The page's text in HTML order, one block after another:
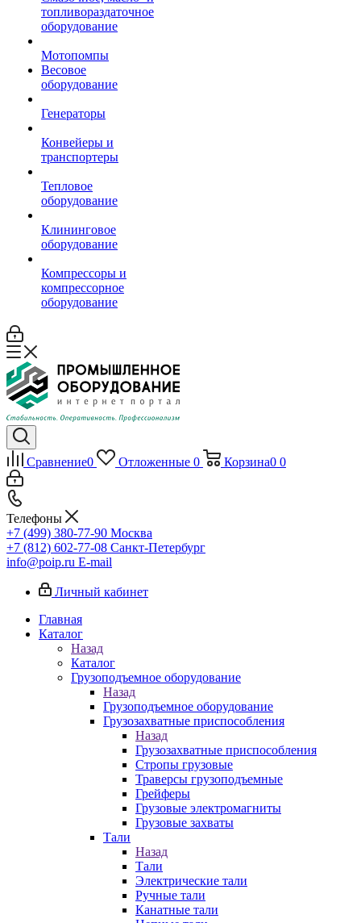
топливораздаточное
оборудование
Мотопомпы
Весовое
оборудование
Генераторы
Конвейеры и
транспортеры
Тепловое
оборудование
Клининговое
оборудование
Компрессоры и
компрессорное
оборудование
Сравнение0 Отложенные 0 Корзина0 0
Телефоны
+7 (499) 380-77-90 Москва
+7 (812) 602-77-08 Санкт-Петербург
info@poip.ru E-mail
Личный кабинет
Главная
Каталог
Назад
Каталог
Грузоподъемное оборудование
Назад
Грузоподъемное оборудование
Грузозахватные приспособления
Назад
Грузозахватные приспособления
Стропы грузовые
Траверсы грузоподъемные
Грейферы
Грузовые электромагниты
Грузовые захваты
Тали
Назад
Тали
Электрические тали
Ручные тали
Канатные тали